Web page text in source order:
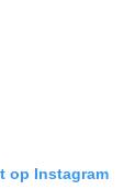
op Instagram